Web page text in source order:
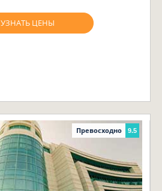
УЗНАТЬ ЦЕНЫ
Превосходно 9.5